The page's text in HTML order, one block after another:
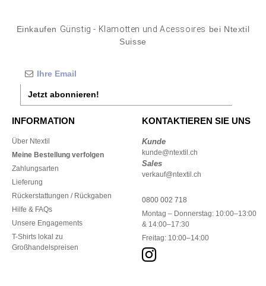
Einkaufen Günstig - Klamotten und Acessoires bei Ntextil
Suisse
Jetzt abonnieren!
INFORMATION
Über Ntextil
Meine Bestellung verfolgen
Zahlungsarten
Lieferung
Rückerstattungen / Rückgaben
Hilfe & FAQs
Unsere Engagements
T-Shirts lokal zu
Großhandelspreisen
KONTAKTIEREN SIE UNS
Kunde
kunde@ntextil.ch
Sales
verkauf@ntextil.ch
0800 002 718
Montag – Donnerstag: 10:00–13:00
& 14:00–17:30
Freitag: 10:00–14:00